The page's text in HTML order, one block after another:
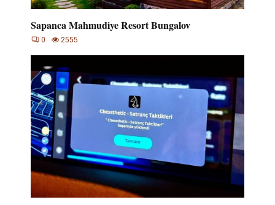
Sapanca Mahmudiye Resort Bungalov
0 2555